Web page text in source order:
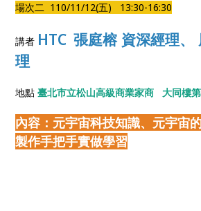
場次二 110/11/12(五) 13:30-16:30
講者 HTC 張庭榕 資深經理、
理
地點臺北市立松山高級商業家商 大同樓
內容：元宇宙科技知識、元宇宙
製作手把手實做學習